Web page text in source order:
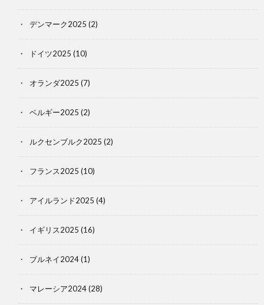
デンマーク2025 (2)
ドイツ2025 (10)
オランダ2025 (7)
ベルギー2025 (2)
ルクセンブルク2025 (2)
フランス2025 (10)
アイルランド2025 (4)
イギリス2025 (16)
ブルネイ2024(1)
マレーシア2024(28)